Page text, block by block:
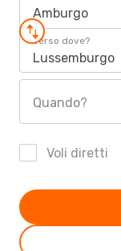
Amburgo
Verso dove?
Lussemburgo
Quando?
Voli diretti